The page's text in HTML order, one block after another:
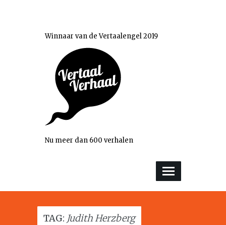
Winnaar van de Vertaalengel 2019
Nu meer dan 600 verhalen
TAG: Judith Herzberg